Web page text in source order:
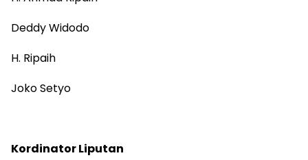
Deddy Widodo
H. Ripaih
Joko Setyo
Kordinator Liputan